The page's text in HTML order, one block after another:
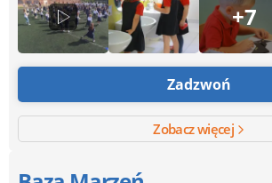
+7
Zadzwoń
Zobacz więcej